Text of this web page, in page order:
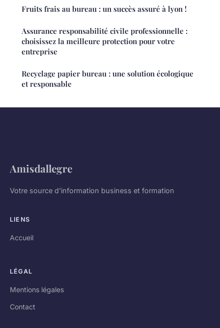
Fruits frais au bureau : un succès assuré à lyon !
Assurance responsabilité civile professionnelle :
choisissez la meilleure protection pour votre
entreprise
Recyclage papier bureau : une solution écologique
et responsable
Amisdallegre
Votre source d'information business et formation
LIENS
Accueil
LÉGAL
Mentions légales
Contact